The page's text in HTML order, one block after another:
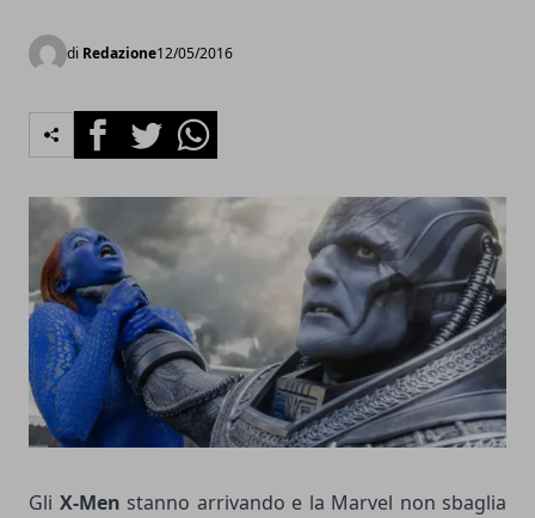
di Redazione12/05/2016
FacebookTwitterWhatsapp
Gli X-Men stanno arrivando e la Marvel non sbaglia